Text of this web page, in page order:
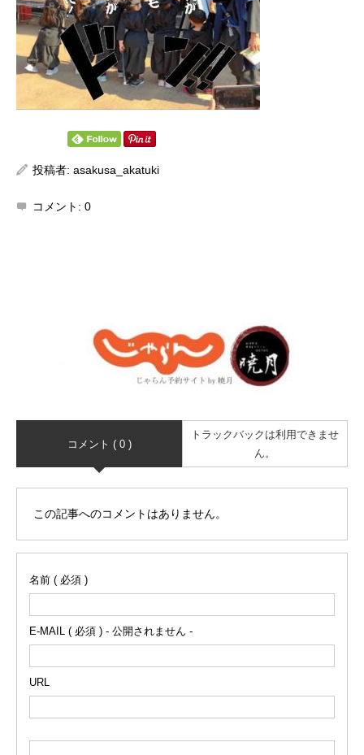
投稿者: asakusa_akatuki
コメント: 0
コメント ( 0 )
トラックバックは利用できませ
ん。
この記事へのコメントはありません。
名前 ( 必須 )
E-MAIL ( 必須 ) - 公開されません -
URL